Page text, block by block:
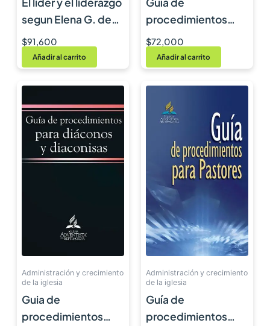
segun Elena G. de
White
$91,600
Añadir al carrito
procedimientos
para ancianos
$72,000
Añadir al carrito
Administración y crecimiento
de la iglesia
Guia de
procedimientos
Administración y crecimiento
de la iglesia
Guía de
procedimientos